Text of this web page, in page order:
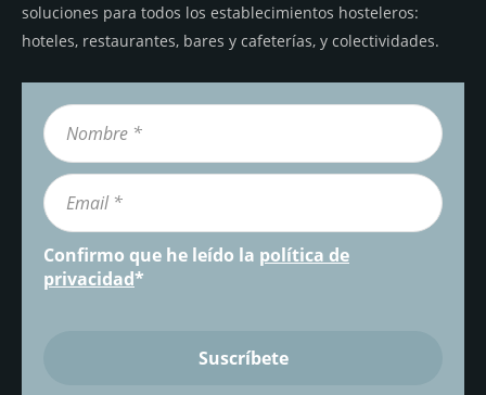
soluciones para todos los establecimientos hosteleros:
hoteles, restaurantes, bares y cafeterías, y colectividades.
Confirmo que he leído la política de
privacidad*